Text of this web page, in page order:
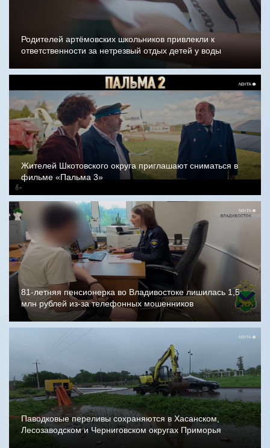
Родителей артёмовских школьников привлекли к
ответственности за нетрезвый отдых детей у воды
Жителей Шкотовского округа приглашают сниматься в
фильме «Пальма 3»
81-летняя пенсионерка во Владивостоке лишилась 1,5
млн рублей из-за телефонных мошенников
Паводковые переливы сохраняются в Хасанском,
Лесозаводском и Черниговском округах Приморья